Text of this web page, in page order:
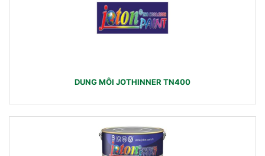
DUNG MÔI JOTHINNER TN400